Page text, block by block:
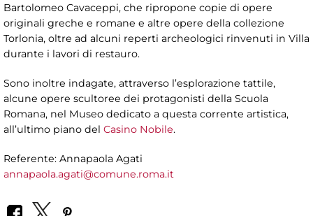
Bartolomeo Cavaceppi, che ripropone copie di opere
originali greche e romane e altre opere della collezione
Torlonia, oltre ad alcuni reperti archeologici rinvenuti in Villa
durante i lavori di restauro.
Sono inoltre indagate, attraverso l’esplorazione tattile,
alcune opere scultoree dei protagonisti della Scuola
Romana, nel Museo dedicato a questa corrente artistica,
all’ultimo piano del Casino Nobile.
Referente: Annapaola Agati
annapaola.agati@comune.roma.it